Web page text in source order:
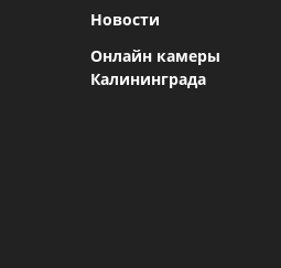
Новости
Онлайн камеры
Калининграда